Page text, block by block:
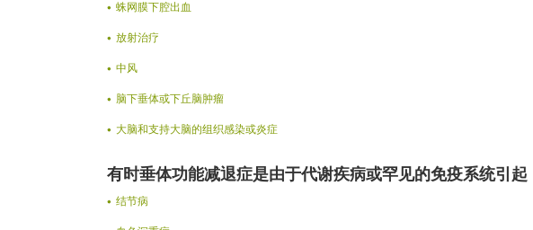
蛛网膜下腔出血
放射治疗
中风
脑下垂体或下丘脑肿瘤
大脑和支持大脑的组织感染或炎症
有时垂体功能减退症是由于代谢疾病或罕见的免疫系统引起
结节病